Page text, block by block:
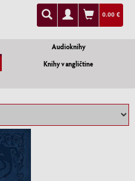
0.00 €
Audioknihy
Knihy v angličtine